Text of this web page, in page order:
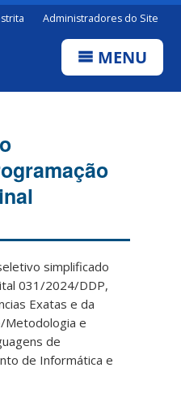
Administradores do Site
MENU
simplificado
031/2024/DDP,
Exatas e da
Metodologia e
de
de Informática e